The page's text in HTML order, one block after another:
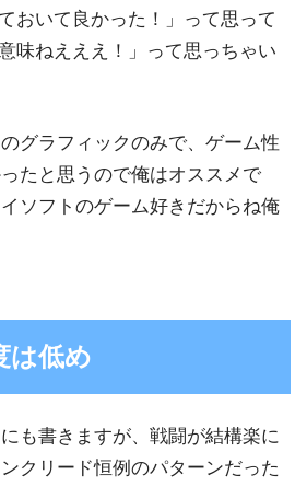
おいて良かった！」って思って
味ねえええ！」って思っちゃい
グラフィックのみで、ゲーム性
たと思うので俺はオススメで
ソフトのゲーム好きだからね俺
は低め
も書きますが、戦闘が結構楽に
クリード恒例のパターンだった